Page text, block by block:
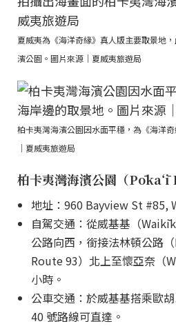
夏威夷為《海洋奇緣》真人版主要取景地
濱公園。圖片來源｜夏威夷旅遊局
柏卡夷灣海濱公園因水面平穩，為《海洋
｜夏威夷旅遊局
柏卡夷灣海濱公園（
地址：960 Bayview St #85,
自駕交通：從威基基（
公路向西，銜接法林頓公路
Route 93）北上至懷亞奈（
小時。
公車交通：於威基基搭乘歐胡
40 號路線可直達。